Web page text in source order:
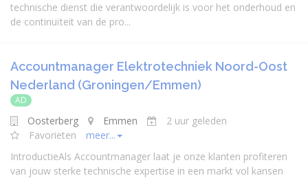
technische dienst die verantwoordelijk is voor het onderhoud en
de continuïteit van de pro...
Accountmanager Elektrotechniek Noord-Oost
Nederland (Groningen/Emmen)
AD
Oosterberg Emmen
2 uur geleden
Favorieten
meer...
IntroductieAls Accountmanager laat je onze klanten profiteren
van jouw sterke technische expertise in een markt vol kansen